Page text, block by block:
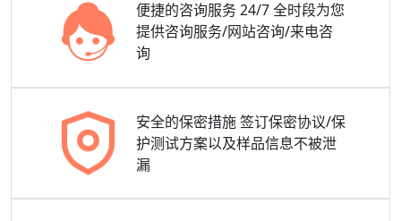
便捷的咨询服务24/7 全时段为您
提供咨询服务/网站咨询/来电咨
询
安全的保密措施 签订保密协议/保
护测试方案以及样品信息不被泄
漏